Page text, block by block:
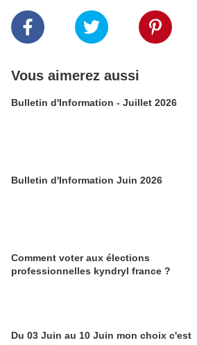
Vous aimerez aussi
Bulletin d'Information - Juillet 2026
Bulletin d'Information Juin 2026
Comment voter aux élections
professionnelles kyndryl france ?
Du 03 Juin au 10 Juin mon choix c'est